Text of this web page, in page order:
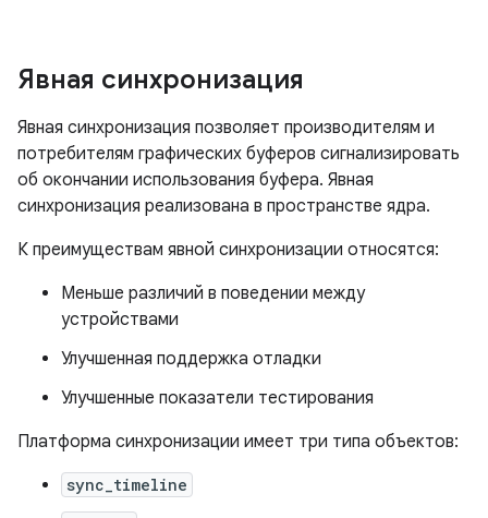
Явная синхронизация
Явная синхронизация позволяет производителям и
потребителям графических буферов сигнализировать
об окончании использования буфера. Явная
синхронизация реализована в пространстве ядра.
К преимуществам явной синхронизации относятся:
Меньше различий в поведении между
устройствами
Улучшенная поддержка отладки
Улучшенные показатели тестирования
Платформа синхронизации имеет три типа объектов:
sync_timeline